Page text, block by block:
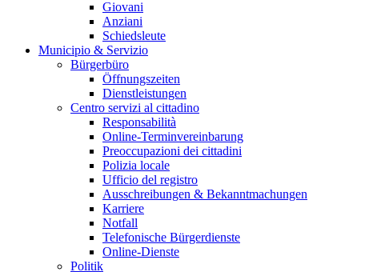
Giovani
Anziani
Schiedsleute
Municipio & Servizio
Bürgerbüro
Öffnungszeiten
Dienstleistungen
Centro servizi al cittadino
Responsabilità
Online-Terminvereinbarung
Preoccupazioni dei cittadini
Polizia locale
Ufficio del registro
Ausschreibungen & Bekanntmachungen
Karriere
Notfall
Telefonische Bürgerdienste
Online-Dienste
Politik